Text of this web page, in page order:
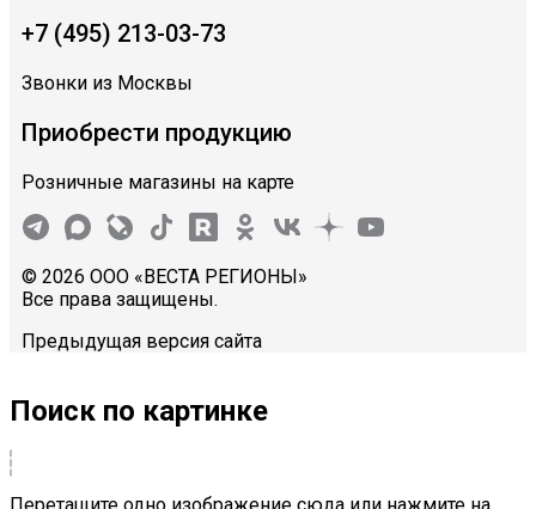
+7 (495) 213-03-73
Звонки из Москвы
Приобрести продукцию
Розничные магазины на карте
© 2026 ООО «ВЕСТА РЕГИОНЫ»
Все права защищены.
Предыдущая версия сайта
Поиск по картинке